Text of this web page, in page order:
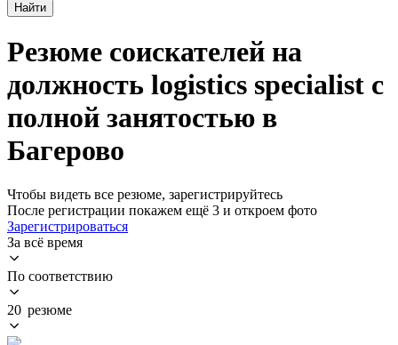
Найти
Резюме соискателей на
должность logistics specialist с
полной занятостью в
Багерово
Чтобы видеть все резюме, зарегистрируйтесь
После регистрации покажем ещё 3 и откроем фото
Зарегистрироваться
За всё время
По соответствию
20 резюме